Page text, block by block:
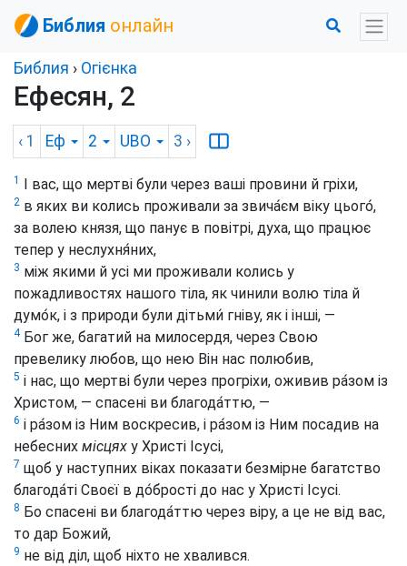
Библия онлайн
Библия › Огієнка
Ефесян, 2
‹ 1 Еф 2 UBO 3 ›
1 І вас, що мертві були через ваші провини й гріхи,
2 в яких ви колись проживали за звича́єм віку цього́,
за волею князя, що панує в повітрі, духа, що працює
тепер у неслухня́них,
3 між якими й усі ми проживали колись у
пожадливостях нашого тіла, як чинили волю тіла й
думо́к, і з природи були дітьми́ гніву, як і інші, —
4Бог же, багатий на милосердя, через Свою
превелику любов, що нею Він нас полюбив,
5 і нас, що мертві були через прогріхи, оживив ра́зом із
Христом, — спасені ви благода́ттю, —
6 і ра́зом із Ним воскресив, і ра́зом із Ним посадив на
небесних місцях у Христі Ісусі,
7 щоб у наступних віках показати безмірне багатство
благода́ті Своєї в до́брості до нас у Христі Ісусі.
8 Бо спасені ви благода́ттю через віру, а це не від вас,
то дар Божий,
9 не від діл, щоб ніхто не хвалився.